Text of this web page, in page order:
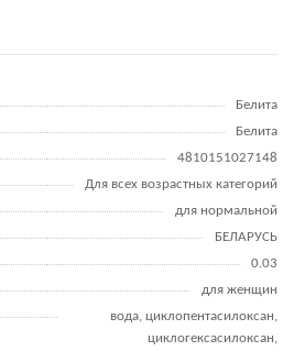
Белита
Белита
4810151027148
Для всех возрастных категорий
для нормальной
БЕЛАРУСЬ
0.03
для женщин
вода, циклопентасилоксан,
циклогексасилоксан,